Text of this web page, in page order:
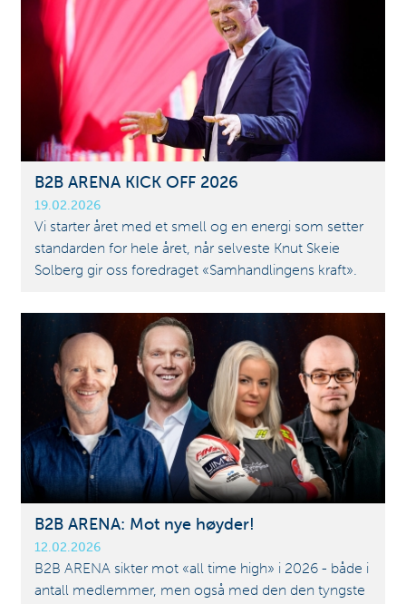
B2B ARENA KICK OFF 2026
19.02.2026
Vi starter året med et smell og en energi som setter
standarden for hele året, når selveste Knut Skeie
Solberg gir oss foredraget «Samhandlingens kraft».
B2B ARENA: Mot nye høyder!
12.02.2026
B2B ARENA sikter mot «all time high» i 2026 - både i
antall medlemmer, men også med den den tyngste